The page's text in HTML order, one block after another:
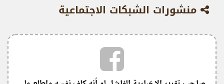
منشورات الشبكات الاجتماعية